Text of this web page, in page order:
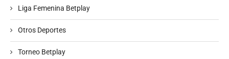
Liga Femenina Betplay
Otros Deportes
Torneo Betplay